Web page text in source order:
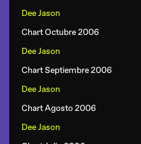
Dee Jason
Chart Octubre 2006
Dee Jason
Chart Septiembre 2006
Dee Jason
Chart Agosto 2006
Dee Jason